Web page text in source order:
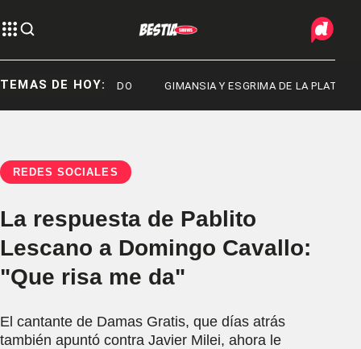
TEMAS DE HOY:
SENADO GIMANSIA Y ESGRIMA DE LA PLATA
REDES SOCIALES
La respuesta de Pablito
Lescano a Domingo Cavallo:
"Que risa me da"
El cantante de Damas Gratis, que días atrás
también apuntó contra Javier Milei, ahora le